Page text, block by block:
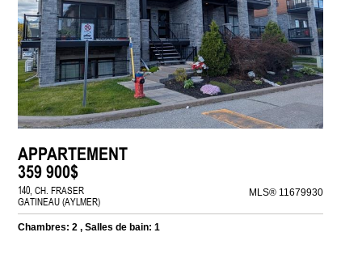
APPARTEMENT
359 900$
140, CH. FRASER
GATINEAU (AYLMER)
MLS® 11679930
Chambres: 2 , Salles de bain: 1